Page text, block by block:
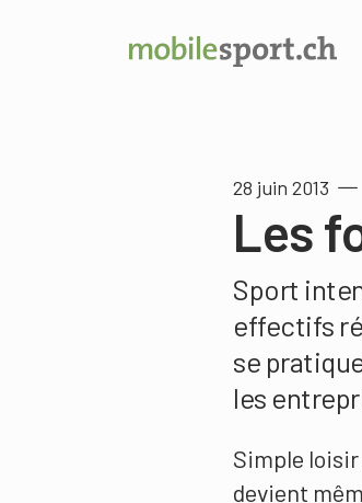
28 juin 2013
Les
Sport
effectifs
se
les
Simple
devient